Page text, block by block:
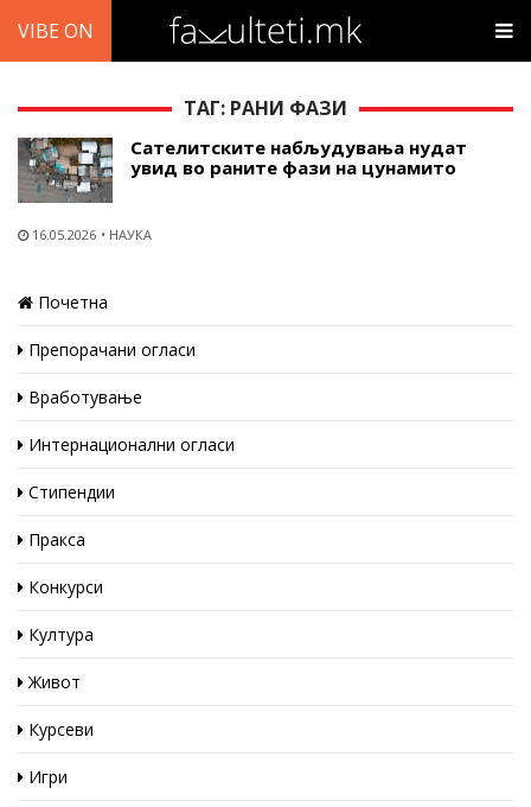
VIBE ON
ТАГ: РАНИ ФАЗИ
Сателитските набљудувања нудат
увид во раните фази на цунамито
16.05.2026 НАУКА
Почетна
Препорачани огласи
Вработување
Интернационални огласи
Стипендии
Пракса
Конкурси
Култура
Живот
Курсеви
Игри